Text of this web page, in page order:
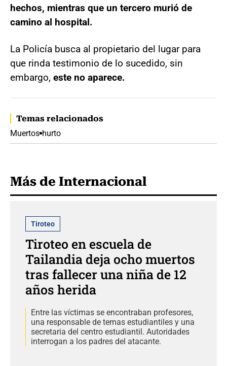
hechos, mientras que un tercero murió de
camino al hospital.
La Policía busca al propietario del lugar para
que rinda testimonio de lo sucedido, sin
embargo, este no aparece.
Temas relacionados
Muertos hurto
Más de Internacional
Tiroteo
Tiroteo en escuela de
Tailandia deja ocho muertos
tras fallecer una niña de 12
años herida
Entre las víctimas se encontraban profesores,
una responsable de temas estudiantiles y una
secretaria del centro estudiantil. Autoridades
interrogan a los padres del atacante.